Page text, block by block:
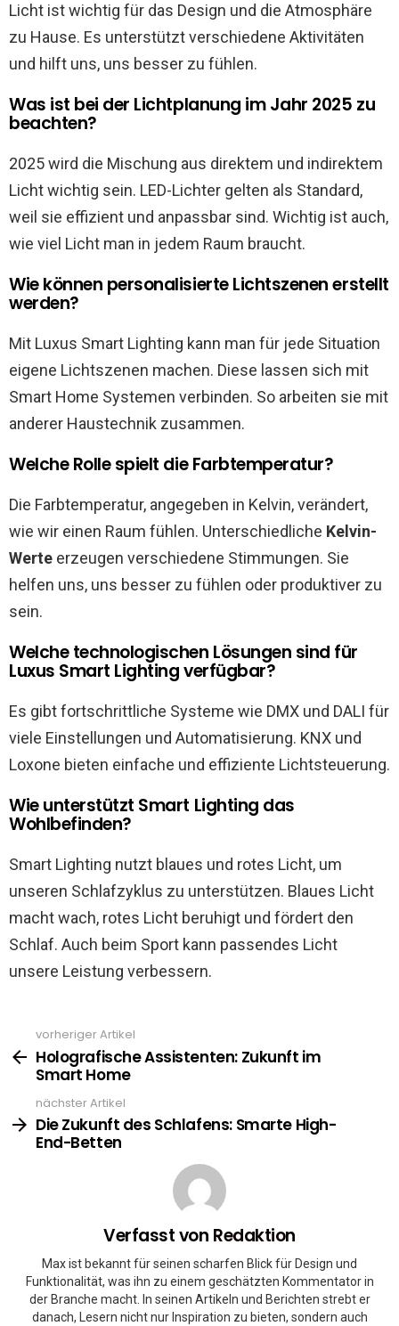
Licht ist wichtig für das Design und die Atmosphäre
zu Hause. Es unterstützt verschiedene Aktivitäten
und hilft uns, uns besser zu fühlen.
Was ist bei der Lichtplanung im Jahr 2025 zu
beachten?
2025 wird die Mischung aus direktem und indirektem
Licht wichtig sein. LED-Lichter gelten als Standard,
weil sie effizient und anpassbar sind. Wichtig ist auch,
wie viel Licht man in jedem Raum braucht.
Wie können personalisierte Lichtszenen erstellt
werden?
Mit Luxus Smart Lighting kann man für jede Situation
eigene Lichtszenen machen. Diese lassen sich mit
Smart Home Systemen verbinden. So arbeiten sie mit
anderer Haustechnik zusammen.
Welche Rolle spielt die Farbtemperatur?
Die Farbtemperatur, angegeben in Kelvin, verändert,
wie wir einen Raum fühlen. Unterschiedliche Kelvin-
Werte erzeugen verschiedene Stimmungen. Sie
helfen uns, uns besser zu fühlen oder produktiver zu
sein.
Welche technologischen Lösungen sind für
Luxus Smart Lighting verfügbar?
Es gibt fortschrittliche Systeme wie DMX und DALI für
viele Einstellungen und Automatisierung. KNX und
Loxone bieten einfache und effiziente Lichtsteuerung.
Wie unterstützt Smart Lighting das
Wohlbefinden?
Smart Lighting nutzt blaues und rotes Licht, um
unseren Schlafzyklus zu unterstützen. Blaues Licht
macht wach, rotes Licht beruhigt und fördert den
Schlaf. Auch beim Sport kann passendes Licht
unsere Leistung verbessern.
more
vorheriger Artikel
Holografische Assistenten: Zukunft im
Smart Home
nächster Artikel
Die Zukunft des Schlafens: Smarte High-
End-Betten
Verfasst von Redaktion
Max ist bekannt für seinen scharfen Blick für Design und
Funktionalität, was ihn zu einem geschätzten Kommentator in
der Branche macht. In seinen Artikeln und Berichten strebt er
danach, Lesern nicht nur Inspiration zu bieten, sondern auch